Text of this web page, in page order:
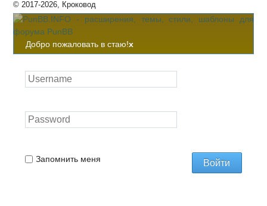
© 2017-2026, Кроковод
Добро пожаловать в стаю!x
Запомнить меня